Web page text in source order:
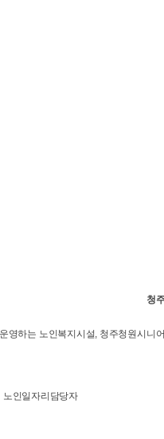
청
영하는 노인복지시설, 청주청원시
노인일자리담당자